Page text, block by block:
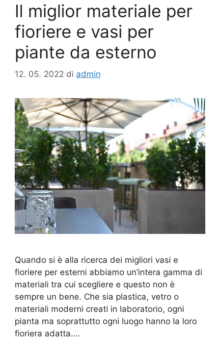
Il miglior materiale per
fioriere e vasi per
piante da esterno
12. 05. 2022 di admin
Quando si è alla ricerca dei migliori vasi e
fioriere per esterni abbiamo un’intera gamma di
materiali tra cui scegliere e questo non è
sempre un bene. Che sia plastica, vetro o
materiali moderni creati in laboratorio, ogni
pianta ma soprattutto ogni luogo hanno la loro
fioriera adatta.…